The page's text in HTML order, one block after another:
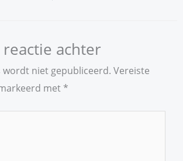
reactie achter
wordt niet gepubliceerd. Vereiste
met *